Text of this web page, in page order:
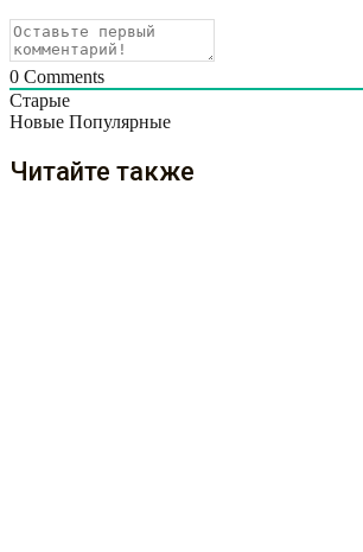
0 Comments
Старые
Новые Популярные
Читайте также